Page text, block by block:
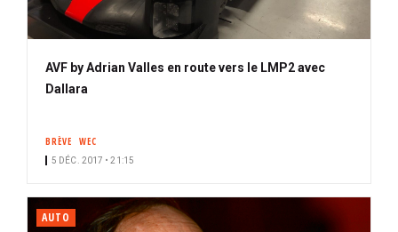
AVF by Adrian Valles en route vers le LMP2 avec
Dallara
BRÈVE WEC
5 DÉC. 2017 • 21:15
AUTO